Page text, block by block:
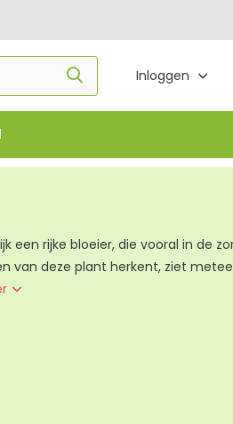
Inloggen
een rijke bloeier, die vooral in de
van deze plant herkent, ziet